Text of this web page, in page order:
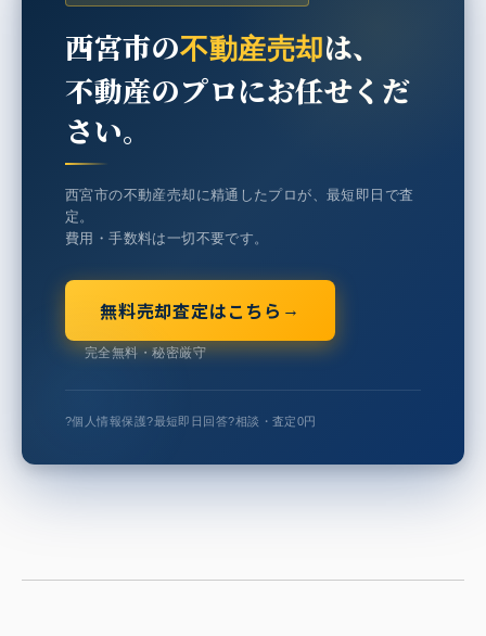
西宮市の不動産売却は、
不動産のプロにお任せくだ
さい。
西宮市の不動産売却に精通したプロが、最短即日で査
定。
費用・手数料は一切不要です。
無料売却査定はこちら →
完全無料・秘密厳守
?個人情報保護?最短即日回答?相談・査定0円